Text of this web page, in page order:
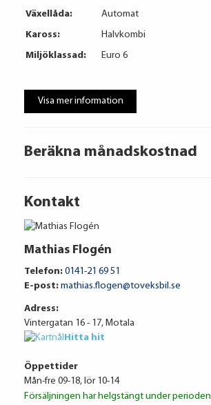
Beräkna månadskostnad
Volkswagen Financial Services
Ränta
Administrationskostnad
Växellåda:
Automat
Kaross:
Halvkombi
Miljöklassad:
Euro 6
Visa mer information
Kontakt
Mathias Flogén
Telefon: 0141-21 69 51
E-post: mathias.flogen@toveksbil.se
Adress:
Vintergatan 16 - 17, Motala
Hitta hit
Öppettider
Mån-fre 09-18, lör 10-14
Försäljningen har helgstängt under